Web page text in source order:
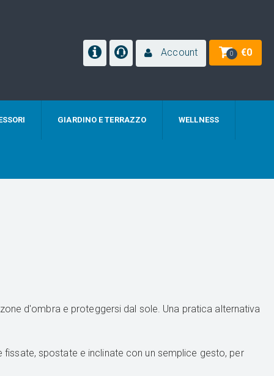
Account 0 €0
GIARDINO E TERRAZZO WELLNESS
d'ombra e proteggersi dal sole. Una pratica alternativa
spostate e inclinate con un semplice gesto, per